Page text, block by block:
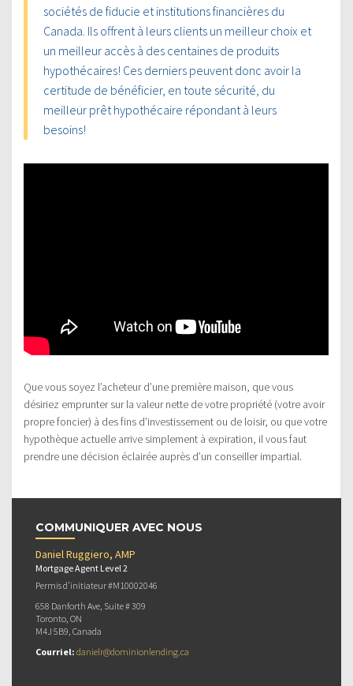
sociétés de fiducie et institutions financières du
Canada. Ils offrent à leurs clients un meilleur choix et
un meilleur accès à des centaines de produits
hypothécaires! Ces derniers peuvent donc avoir la
certitude de bénéficier, en toute sécurité, du
meilleur prêt hypothécaire répondant à leurs
besoins!
Que vous soyez l’acheteur d’une première maison, que vous
désiriez emprunter sur la valeur nette de votre propriété (votre avoir
propre foncier) à des fins d’investissement ou de loisir, ou que votre
hypothèque actuelle arrive simplement à expiration, il vous faut
prendre une décision éclairée auprès d’un conseiller impartial.
COMMUNIQUER AVEC NOUS
Daniel Ruggiero, AMP
Mortgage Agent Level 2
Permis d’initiateur #M10002046
658 Danforth Ave, Suite # 309
Toronto, ON
M4J 5B9, Canada
Courriel: danielr@dominionlending.ca